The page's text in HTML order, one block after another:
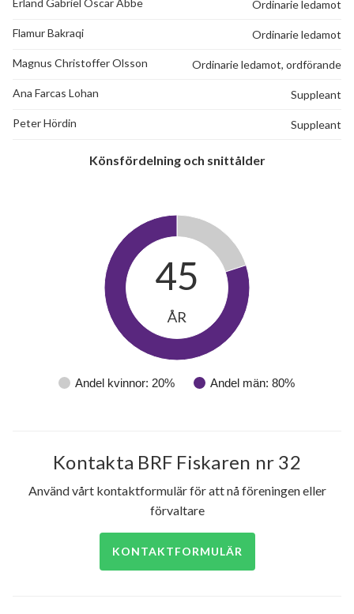
Ordinarie ledamot
Flamur Bakraqi Ordinarie ledamot
Magnus Christoffer Olsson Ordinarie ledamot, ordförande
Ana Farcas Lohan Suppleant
Peter Hördin Suppleant
Könsfördelning och snittålder
Andel kvinnor: 20% Andel män: 80%
45
ÅR
Kontakta BRF Fiskaren nr 32
Använd vårt kontaktformulär för att nå föreningen eller
förvaltare
KONTAKTFORMULÄR